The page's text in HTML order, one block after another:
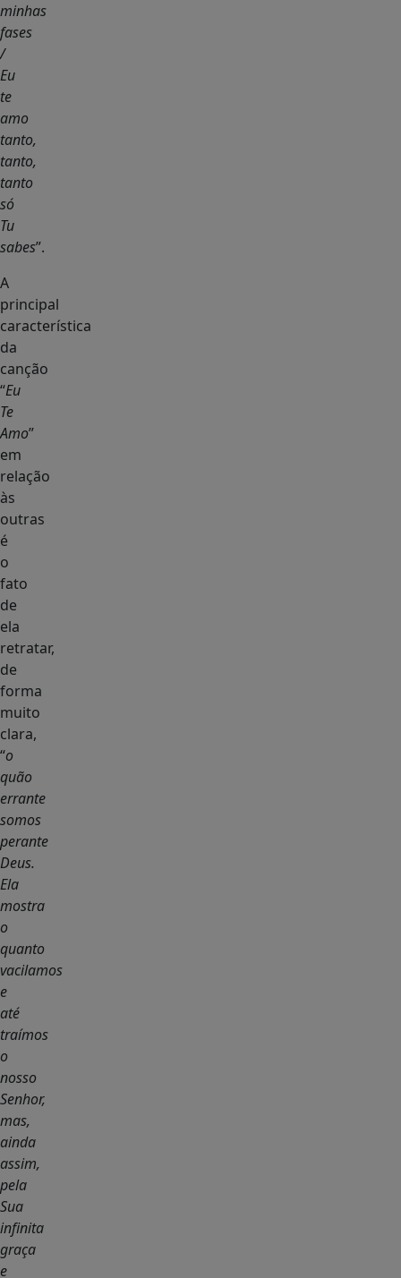
minhas
fases
/
Eu
te
amo
tanto,
tanto,
tanto
só
Tu
sabes”.
A
principal
característica
da
canção
“Eu
Te
Amo”
em
relação
às
outras
é
o
fato
de
ela
retratar,
de
forma
muito
clara,
“o
quão
errante
somos
perante
Deus.
Ela
mostra
o
quanto
vacilamos
e
até
traímos
o
nosso
Senhor,
mas,
ainda
assim,
pela
Sua
infinita
graça
e